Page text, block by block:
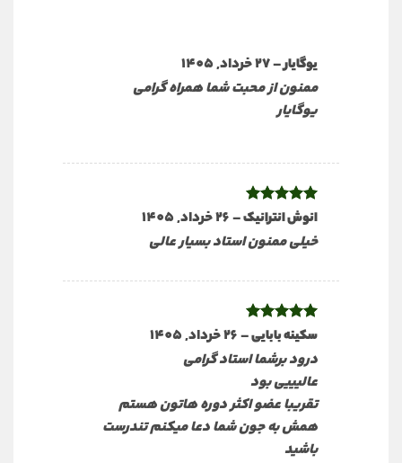
یوگایار–27 خرداد, 1405
ممنون از محبت شما همراه گرامی
یوگایار
نمره5از
انوش انترانیک–26 خرداد, 1405
خیلی ممنون استاد بسیار عالی
نمره5از
سکینه بابایی–26 خرداد, 1405
درود برشما استاد گرامی
عالیییی بود
تقریبا عضو اکثر دوره هاتون هستم
همش به جون شما دعا میکنم تندرست
باشید